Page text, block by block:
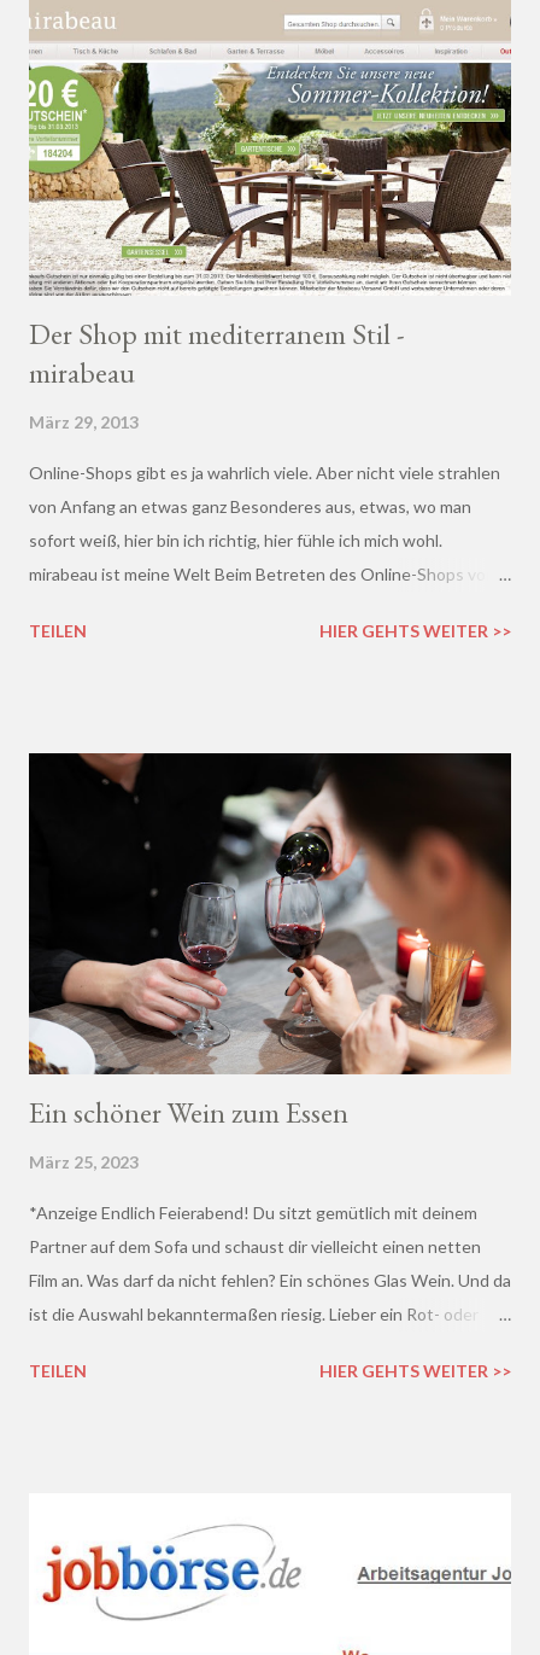
Der Shop mit mediterranem Stil -
mirabeau
März 29, 2013
Online-Shops gibt es ja wahrlich viele. Aber nicht viele strahlen
von Anfang an etwas ganz Besonderes aus, etwas, wo man
sofort weiß, hier bin ich richtig, hier fühle ich mich wohl.
mirabeau ist meine Welt Beim Betreten des Online-Shops von
Harmonische - ich wusste sofort, hier fühle ich mich wohl :)
TEILEN HIER GEHTS WEITER >>
Ein schöner Wein zum Essen
März 25, 2023
*Anzeige Endlich Feierabend! Du sitzt gemütlich mit deinem
Partner auf dem Sofa und schaust dir vielleicht einen netten
Film an. Was darf da nicht fehlen? Ein schönes Glas Wein. Und da
ist die Auswahl bekanntermaßen riesig. Lieber ein Rot- oder
lieblich? Du hast die Qual der Wahl :D Wenn du so wie ich kaum
TEILEN HIER GEHTS WEITER >>